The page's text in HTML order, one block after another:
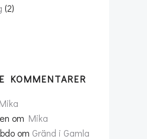
(2)
KOMMENTARER
Mika
om Mika
om Gränd i Gamla